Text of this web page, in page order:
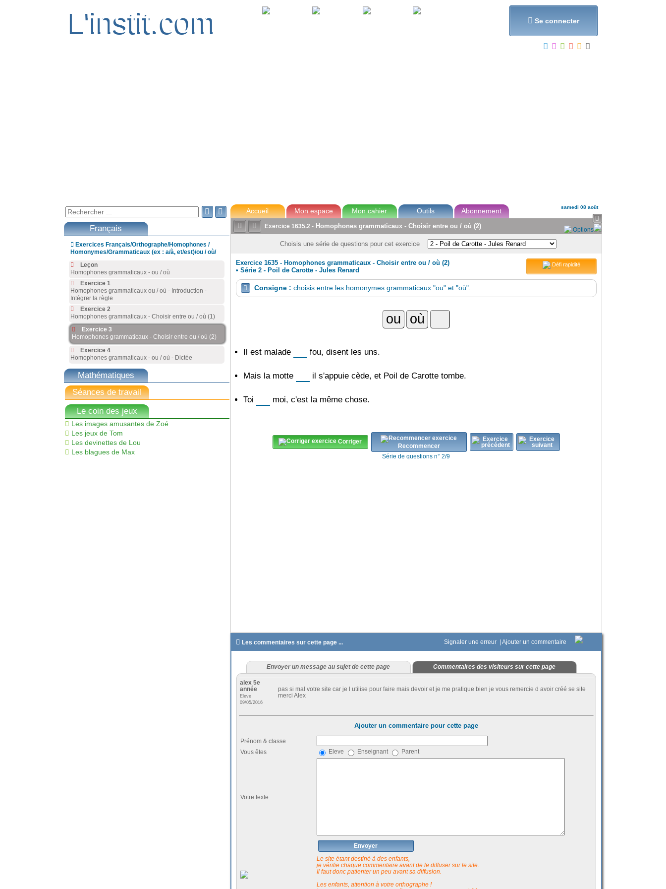
 Se connecter
L'instit.com
L'instit.com avec Zoé Tom Lou Max
 
Français
 Exercices Français/Orthographe/Homophones /
Homonymes/Grammaticaux (ex : a/à, et/est)/ou / où/
Leçon
Homophones grammaticaux - ou / où
Exercice 1
Homophones grammaticaux ou / où - Introduction -
Intégrer la règle
Exercice 2
Homophones grammaticaux - Choisir entre ou / où (1)
Exercice 3
Homophones grammaticaux - Choisir entre ou / où (2)
Exercice 4
Homophones grammaticaux - ou / où - Dictée
Mathématiques
Séances de travail
Le coin des jeux
Les images amusantes de Zoé
Les jeux de Tom
Les devinettes de Lou
Les blagues de Max
Accueil Mon espace Mon cahier Outils Abonnement samedi 08 août

  Exercice 1635.2 - Homophones grammaticaux - Choisir entre ou / où (2) Options
Choisis une série de questions pour cet exercice
Défi rapidité
Exercice 1635 - Homophones grammaticaux - Choisir entre ou / où (2)
• Série 2 - Poil de Carotte - Jules Renard
 Consigne : choisis entre les homonymes grammaticaux "ou" et "où".
Il est malade fou, disent les uns.
Mais la motte il s'appuie cède, et Poil de Carotte tombe.
Toi moi, c'est la même chose.
Corriger
Recommencer
Série de questions n° 2/9
 Les commentaires sur cette page ... Signaler une erreur Ajouter un commentaire
Envoyer un message au sujet de cette page Commentaires des visiteurs sur cette page
alex 5e
année
Eleve
09/05/2016
pas si mal votre site car je l utilise pour faire mais devoir et je me pratique bien je vous remercie d avoir créé se site
merci Alex
Ajouter un commentaire pour cette page
Prénom & classe
Vous êtes
Eleve Enseignant Parent
Votre texte
Envoyer
Le site étant destiné à des enfants,
je vérifie chaque commentaire avant de le diffuser sur le site.
Il faut donc patienter un peu avant sa diffusion.
Les enfants, attention à votre orthographe !